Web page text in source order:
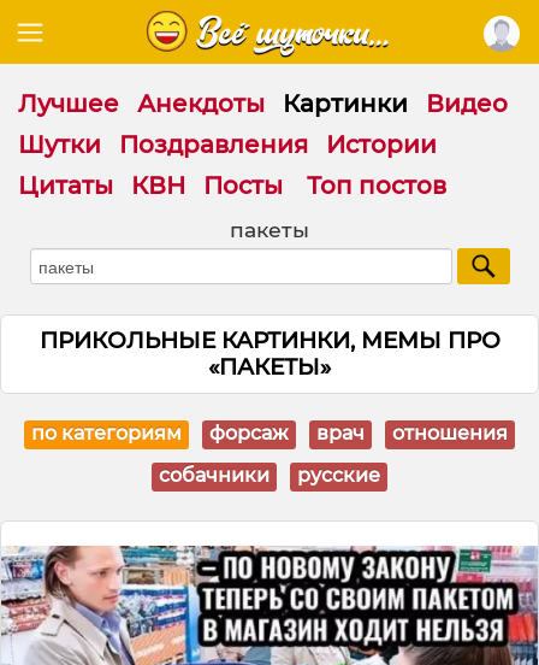
Лучшее Анекдоты Картинки
Видео
Шутки
Поздравления
Истории
Цитаты
КВН Посты Топ постов
пакеты
ПРИКОЛЬНЫЕ КАРТИНКИ, МЕМЫ ПРО
«ПАКЕТЫ»
по категориям форсаж врач
отношения
собачники
русские